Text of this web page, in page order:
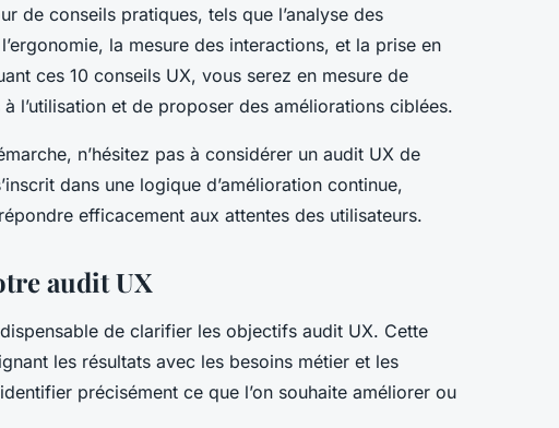
de conseils pratiques, tels que l’analyse des
la mesure des interactions, et la prise en
ces 10 conseils UX, vous serez en mesure de
l’utilisation et de proposer des améliorations ciblées.
n’hésitez pas à considérer un audit UX de
dans une logique d’amélioration continue,
efficacement aux attentes des utilisateurs.
audit UX
de clarifier les objectifs audit UX. Cette
les résultats avec les besoins métier et les
précisément ce que l’on souhaite améliorer ou